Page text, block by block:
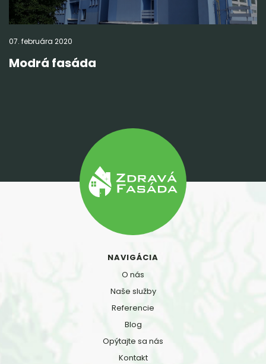
07. februára 2020
Modrá fasáda
NAVIGÁCIA
O nás
Naše služby
Referencie
Blog
Opýtajte sa nás
Kontakt